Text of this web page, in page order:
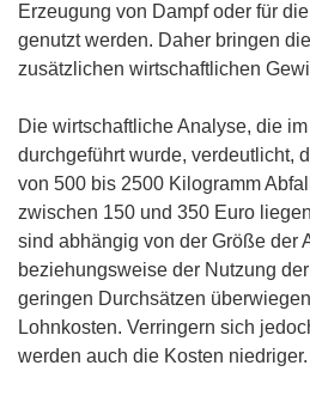
Erzeugung von Dampf oder für
genutzt werden. Daher bringen
zusätzlichen wirtschaftlichen
Die wirtschaftliche Analyse, die
durchgeführt wurde, verdeutlicht,
von 500 bis 2500 Kilogramm
zwischen 150 und 350 Euro
sind abhängig von der Größe der
beziehungsweise der Nutzung
geringen Durchsätzen
Lohnkosten. Verringern sich
werden auch die Kosten niedriger.